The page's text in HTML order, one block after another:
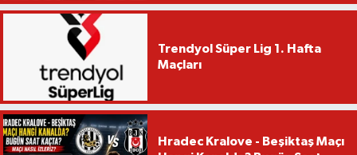
Trendyol Süper Lig 1. Hafta
Maçları
Hradec Kralove - Beşiktaş Maçı